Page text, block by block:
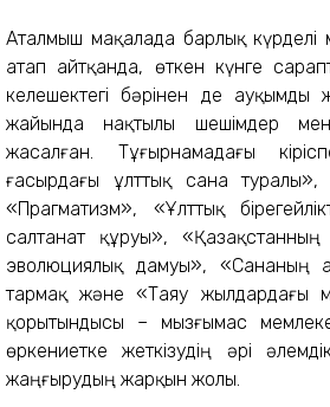
Аталмыш мақалада барлық күрделі
атап айтқанда, өткен күнге
келешектегі бәрінен де ауқымды
жайында нақтылы шешімдер
жасалған. Тұғырнамадағы
ғасырдағы ұлттық сана туралы»,
«Прагматизм», «Ұлттық
салтанат құруы»,
эволюциялық дамуы», «Сананың
тармақ және «Таяу жылдардағы
қорытындысы – мызғымас
өркениетке жеткізудің әрі
жаңғырудың жарқын жолы.